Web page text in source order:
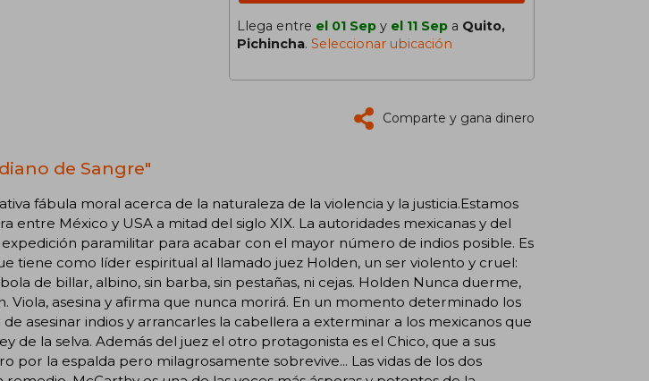
Llega entre el 01 Sep y el 11 Sep a Quito,
Pichincha. Seleccionar ubicación
Comparte y gana dinero
de Sangre"
fábula moral acerca de la naturaleza de la violencia y la justicia.Estamos
entre México y USA a mitad del siglo XIX. La autoridades mexicanas y del
paramilitar para acabar con el mayor número de indios posible. Es
tiene como líder espiritual al llamado juez Holden, un ser violento y cruel:
de billar, albino, sin barba, sin pestañas, ni cejas. Holden Nunca duerme,
Viola, asesina y afirma que nunca morirá. En un momento determinado los
asesinar indios y arrancarles la cabellera a exterminar a los mexicanos que
de la selva. Además del juez el otro protagonista es el Chico, que a sus
por la espalda pero milagrosamente sobrevive... Las vidas de los dos